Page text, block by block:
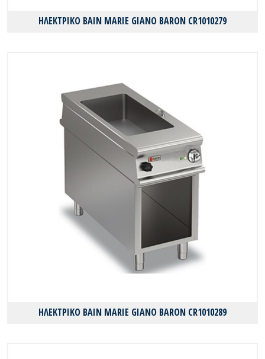
ΗΛΕΚΤΡΙΚΟ BAIN MARIE GIANO BARON CR1010279
ΗΛΕΚΤΡΙΚΟ BAIN MARIE GIANO BARON CR1010289